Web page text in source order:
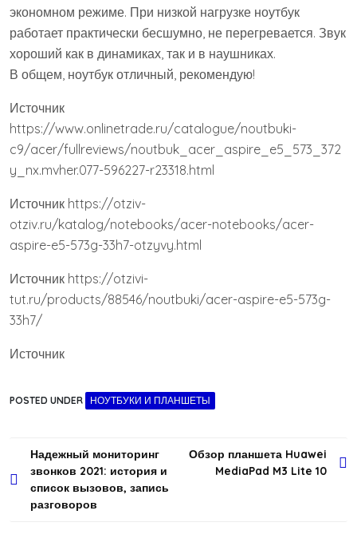
экономном режиме. При низкой нагрузке ноутбук
работает практически бесшумно, не перегревается. Звук
хороший как в динамиках, так и в наушниках.
В общем, ноутбук отличный, рекомендую!
Источник
https://www.onlinetrade.ru/catalogue/noutbuki-
c9/acer/fullreviews/noutbuk_acer_aspire_e5_573_372
y_nx.mvher.077-596227-r23318.html
Источник https://otziv-
otziv.ru/katalog/notebooks/acer-notebooks/acer-
aspire-e5-573g-33h7-otzyvy.html
Источник https://otzivi-
tut.ru/products/88546/noutbuki/acer-aspire-e5-573g-
33h7/
Источник
POSTED UNDER НОУТБУКИ И ПЛАНШЕТЫ
Навигация
по
записям
Надежный мониторинг
звонков 2021: история и
список вызовов, запись
разговоров
Обзор планшета Huawei
MediaPad M3 Lite 10